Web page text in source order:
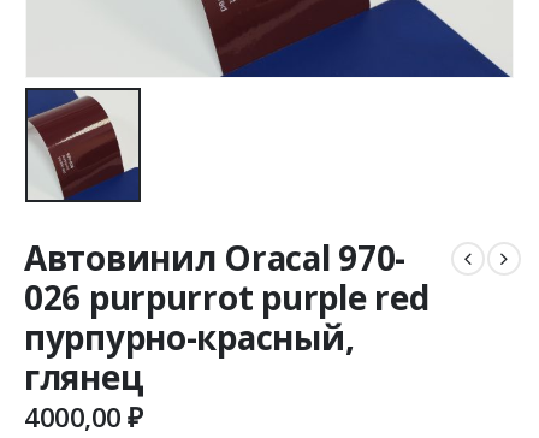
Автовинил Oracal 970-
026 purpurrot purple red
пурпурно-красный,
глянец
4000,00₽